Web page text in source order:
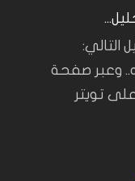
التالي:
almasalahsources@gmail.com.. وعبر صفحة
تويتر